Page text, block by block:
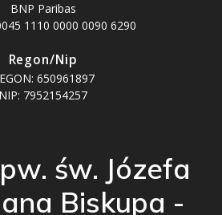
BNP Paribas
1110 0000 0090 6290
Regon/Nip
650961897
NIP: 7952154257
św. Józefa
Biskupa -